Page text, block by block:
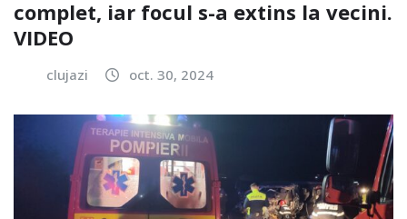
complet, iar focul s-a extins la vecini.
VIDEO
clujazi oct. 30, 2024